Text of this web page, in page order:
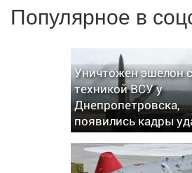
Популярное в
Уничтожен эшелон с
техникой ВСУ у
Днепропетровска,
появились кадры